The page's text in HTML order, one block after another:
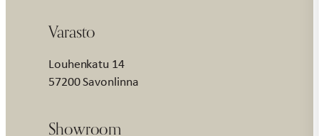
Varasto
Louhenkatu 14
57200 Savonlinna
Showroom